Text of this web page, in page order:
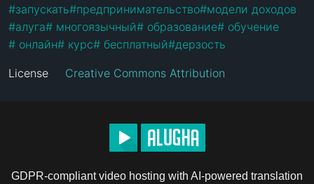
#запускать#предпринимательство#модели доходов
#алуга# многоязычный# образование# обучение
# онлайн# курс# бесплатный#дерзость
License Creative Commons Attribution
GDPR-compliant video hosting with AI-powered translation